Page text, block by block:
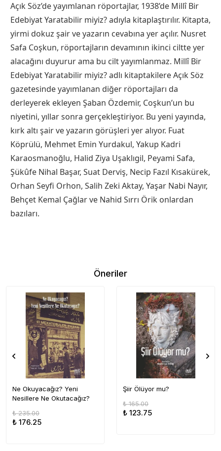
Açık Söz’de yayımlanan röportajlar, 1938’de Millî Bir
Edebiyat Yaratabilir miyiz? adıyla kitaplaştırılır. Kitapta,
yirmi dokuz şair ve yazarın cevabına yer açılır. Nusret
Safa Coşkun, röportajların devamının ikinci ciltte yer
alacağını duyurur ama bu cilt yayımlanmaz. Millî Bir
Edebiyat Yaratabilir miyiz? adlı kitaptakilere Açık Söz
gazetesinde yayımlanan diğer röportajları da
derleyerek ekleyen Şaban Özdemir, Coşkun’un bu
niyetini, yıllar sonra gerçekleştiriyor. Bu yeni yayında,
kırk altı şair ve yazarın görüşleri yer alıyor. Fuat
Köprülü, Mehmet Emin Yurdakul, Yakup Kadri
Karaosmanoğlu, Halid Ziya Uşaklıgil, Peyami Safa,
Şükûfe Nihal Başar, Suat Derviş, Necip Fazıl Kısakürek,
Orhan Seyfi Orhon, Salih Zeki Aktay, Yaşar Nabi Nayır,
Behçet Kemal Çağlar ve Nahid Sırrı Örik onlardan
bazıları.
Öneriler
Ne Okuyacağız? Yeni
Nesillere Ne Okutacağız?
₺ 235.00
₺ 176.25
Şiir Ölüyor mu?
₺ 165.00
₺ 123.75